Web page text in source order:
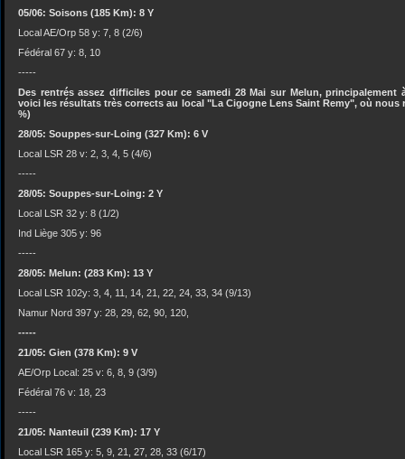
05/06: Soisons (185 Km): 8 Y
Local AE/Orp 58 y: 7, 8 (2/6)
Fédéral 67 y: 8, 10
-----
Des rentrés assez difficiles pour ce samedi 28 Mai sur Melun, principalement
voici les résultats très corrects au local "La Cigogne Lens Saint Remy", où nous
%)
28/05: Souppes-sur-Loing (327 Km): 6 V
Local LSR 28 v: 2, 3, 4, 5 (4/6)
-----
28/05: Souppes-sur-Loing: 2 Y
Local LSR 32 y: 8 (1/2)
Ind Liège 305 y: 96
-----
28/05: Melun: (283 Km): 13 Y
Local LSR 102y: 3, 4, 11, 14, 21, 22, 24, 33, 34 (9/13)
Namur Nord 397 y: 28, 29, 62, 90, 120,
-----
21/05: Gien (378 Km): 9 V
AE/Orp Local: 25 v: 6, 8, 9 (3/9)
Fédéral 76 v: 18, 23
-----
21/05: Nanteuil (239 Km): 17 Y
Local LSR 165 y: 5, 9, 21, 27, 28, 33 (6/17)